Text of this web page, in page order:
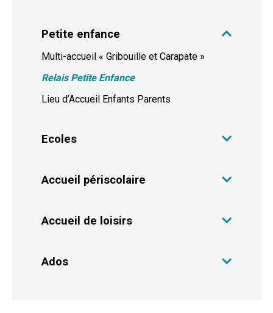
Petite enfance
Multi-accueil « Gribouille et Carapate »
Relais Petite Enfance
Lieu d’Accueil Enfants Parents
Ecoles
Accueil périscolaire
Accueil de loisirs
Ados